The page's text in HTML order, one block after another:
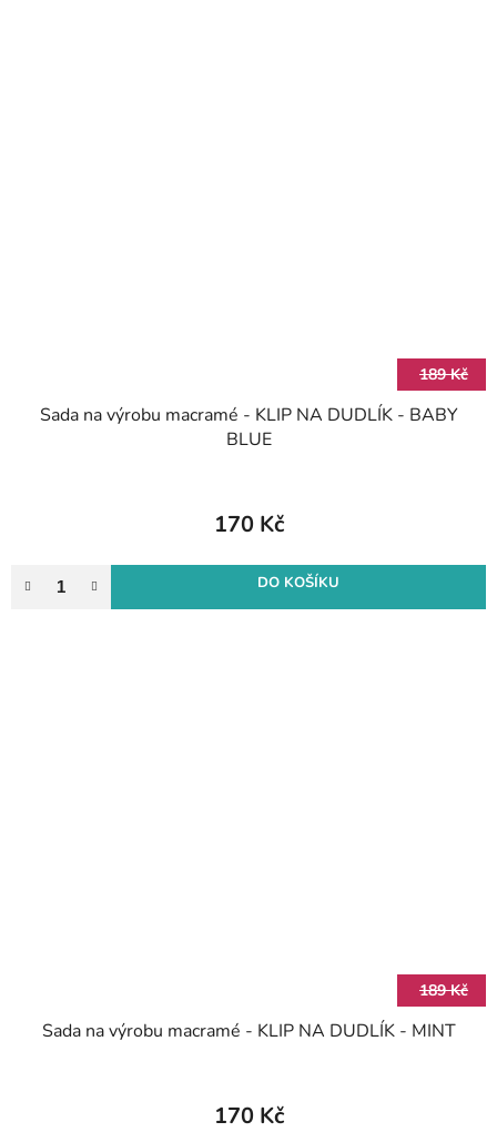
189 Kč
Sada na výrobu macramé - KLIP NA DUDLÍK - BABY
BLUE
170 Kč
DO KOŠÍKU
189 Kč
Sada na výrobu macramé - KLIP NA DUDLÍK - MINT
170 Kč